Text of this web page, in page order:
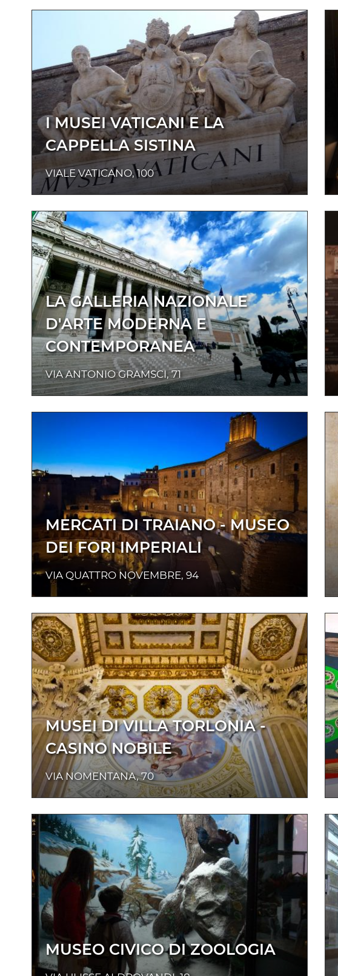
I MUSEI VATICANI E LA
CAPPELLA SISTINA
VIALE VATICANO, 100
LA GALLERIA NAZIONALE
D'ARTE MODERNA E
CONTEMPORANEA
VIA ANTONIO GRAMSCI, 71
MERCATI DI TRAIANO - MUSEO
DEI FORI IMPERIALI
VIA QUATTRO NOVEMBRE, 94
MUSEI DI VILLA TORLONIA -
CASINO NOBILE
VIA NOMENTANA, 70
MUSEO CIVICO DI ZOOLOGIA